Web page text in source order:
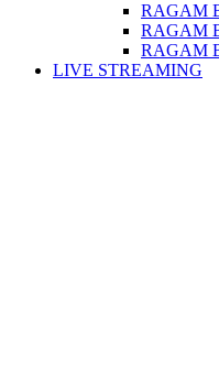
RAGAM
RAGAM
RAGAM
LIVE STREAMING